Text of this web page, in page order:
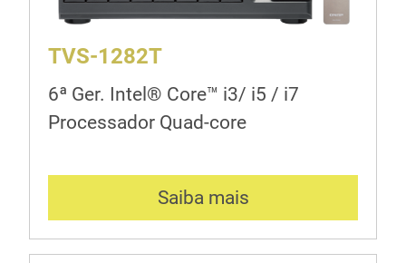
TVS-1282T
6ª Ger. Intel® Core™ i3/ i5 / i7
Processador Quad-core
Saiba mais